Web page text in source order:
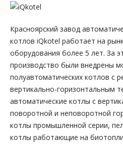
Красноярский завод
котлов iQkotel работает на
оборудования более 5 лет. За
производство были внедрены
полуавтоматических котлов с
вертикально-горизонтальным
автоматические котлы с
поворотной и неповоротной
котлы промышленной серии,
котлы работающие на